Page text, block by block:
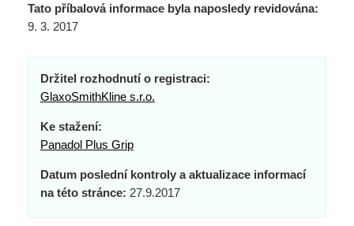
Tato příbalová informace byla naposledy revidována:
9. 3. 2017
Držitel rozhodnutí o registraci:
GlaxoSmithKline s.r.o.
Ke stažení:
Panadol Plus Grip
Datum poslední kontroly a aktualizace informací
na této stránce: 27.9.2017